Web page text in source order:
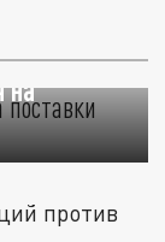
на
против